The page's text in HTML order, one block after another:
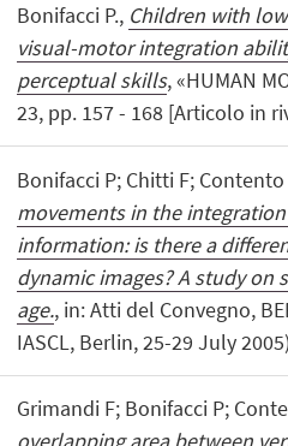
Bonifacci P., Children with
visual-motor integration
perceptual skills, «HUMAN
23, pp. 157 - 168 [Articolo in
Bonifacci P; Chitti F; Contento
movements in the
information: is there a
dynamic images? A study
age., in: Atti del Convegno,
IASCL, Berlin, 25-29 July
Grimandi F; Bonifacci P;
overlapping area between